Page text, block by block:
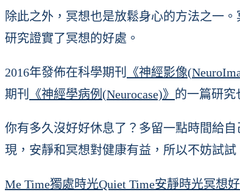
除此之外，冥想也是放鬆身心的方法之一
研究證實了冥想的好處。
2016年發佈在科學期刊 《神經影像
期刊
《神經學病例(Neurocase)》 的一篇研究
你有多久沒好好休息了？多留一點時間給
現，安靜和冥想對健康有益，所以不妨試試
Me Time獨處時光Quiet Time安靜時光冥想